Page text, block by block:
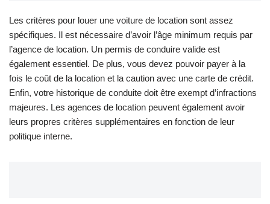
Les critères pour louer une voiture de location sont assez
spécifiques. Il est nécessaire d’avoir l’âge minimum requis par
l’agence de location. Un permis de conduire valide est
également essentiel. De plus, vous devez pouvoir payer à la
fois le coût de la location et la caution avec une carte de crédit.
Enfin, votre historique de conduite doit être exempt d’infractions
majeures. Les agences de location peuvent également avoir
leurs propres critères supplémentaires en fonction de leur
politique interne.